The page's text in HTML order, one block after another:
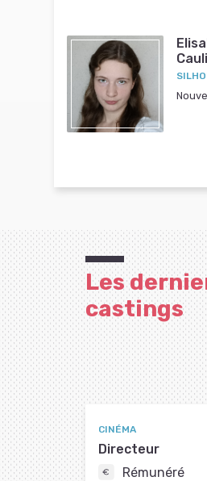
Les
castings
CINÉMA
Directeur
Rémunéré